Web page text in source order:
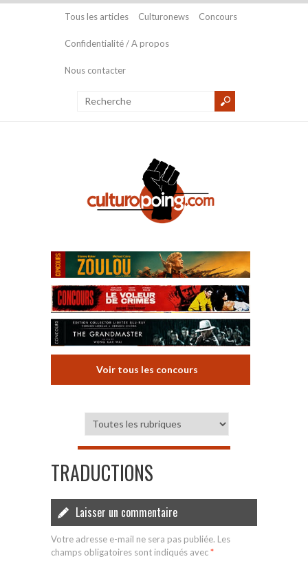
Tous les articles Culturonews Concours
Confidentialité / A propos
Nous contacter
Voir tous les concours
TRADUCTIONS
Laisser un commentaire
Votre adresse e-mail ne sera pas publiée. Les
champs obligatoires sont indiqués avec*